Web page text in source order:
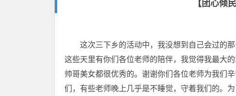
【团心倾
这次三下乡的活动中，我没想到自己会过的那
这些天里有你们各位老师的陪伴，我觉得我最大
帅哥美女都很优秀的。谢谢你们各位老师为我们
们，有些老师晚上几乎是不睡觉，守着我们的。为